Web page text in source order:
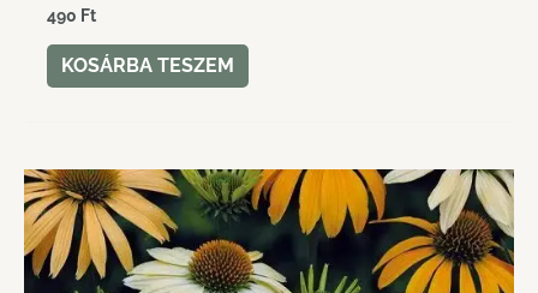
490 Ft
KOSÁRBA TESZEM